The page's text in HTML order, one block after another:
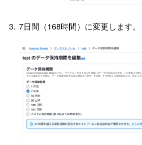
7日間（168時間）に変更します。